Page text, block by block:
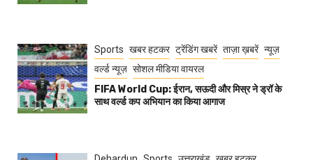
Sports खबर हटकर ट्रेंडिंग खबरें ताज़ा ख़बरें न्यूज़
वर्ल्ड न्यूज़ सोशल मीडिया वायरल
FIFA World Cup: ईरान, सऊदी और मिस्र ने ड्रॉ के
साथ वर्ल्ड कप अभियान का किया आगाज